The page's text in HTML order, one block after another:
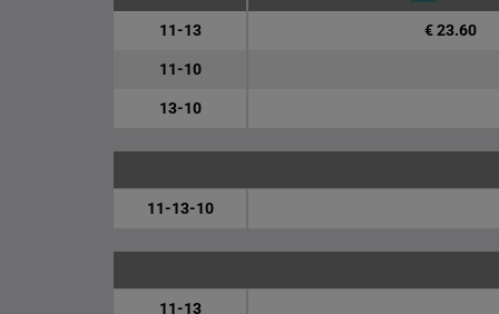
11-13 € 23.60
11-10
13-10
11-13-10
11-13